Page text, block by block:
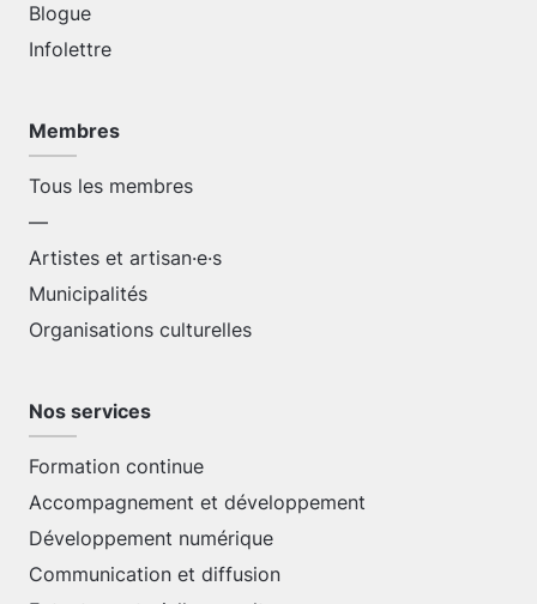
Blogue
Infolettre
Membres
Tous les membres
—
Artistes et artisan·e·s
Municipalités
Organisations culturelles
Nos services
Formation continue
Accompagnement et développement
Développement numérique
Communication et diffusion